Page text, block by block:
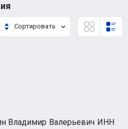
Сортировать
Владимир Валерьевич ИНН